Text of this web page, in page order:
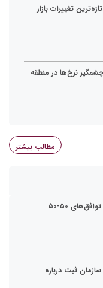
تغییرات بازار
نرخ‌ها در منطقه
مطالب بیشتر
ثبت درباره